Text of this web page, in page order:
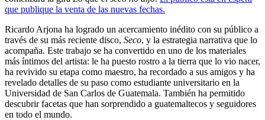
que publique la venta de las nuevas fechas.
Ricardo Arjona ha logrado un acercamiento inédito con su público a
través de su más reciente disco, Seco, y la estrategia narrativa que lo
acompaña. Este trabajo se ha convertido en uno de los materiales
más íntimos del artista: le ha puesto rostro a la tierra que lo vio nacer,
ha revivido su etapa como maestro, ha recordado a sus amigos y ha
revelado detalles de su paso como estudiante universitario en la
Universidad de San Carlos de Guatemala. También ha permitido
descubrir facetas que han sorprendido a guatemaltecos y seguidores
en todo el mundo.